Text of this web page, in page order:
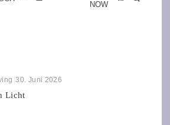
NOW
30. Juni 2026
Licht